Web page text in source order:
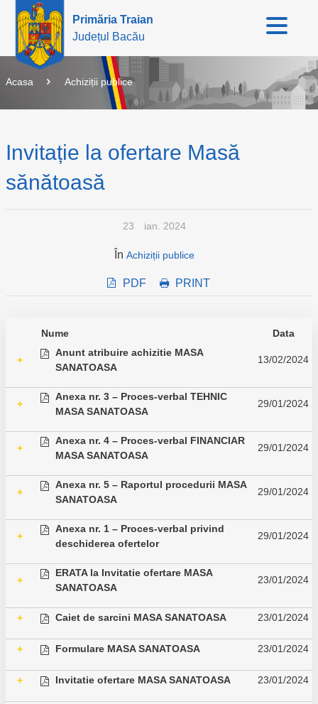
Primăria Traian
Județul Bacău
Acasa Achiziții publice
Invitație la ofertare Masă
sănătoasă
23 ian. 2024
În Achiziții publice
PDF PRINT
Nume Data
+
Anunt atribuire achizitie MASA
SANATOASA
13/02/2024
+
Anexa nr. 3 – Proces-verbal TEHNIC
MASA SANATOASA
29/01/2024
+
Anexa nr. 4 – Proces-verbal FINANCIAR
MASA SANATOASA
29/01/2024
+
Anexa nr. 5 – Raportul procedurii MASA
SANATOASA
29/01/2024
+
Anexa nr. 1 – Proces-verbal privind
deschiderea ofertelor
29/01/2024
+
ERATA la Invitatie ofertare MASA
SANATOASA
23/01/2024
+ Caiet de sarcini MASA SANATOASA 23/01/2024
+ Formulare MASA SANATOASA 23/01/2024
+ Invitatie ofertare MASA SANATOASA 23/01/2024